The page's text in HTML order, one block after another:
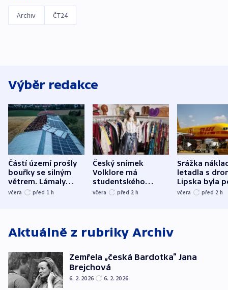
Archiv ČT24
Výběr redakce
Částí území prošly
bouřky se silným
větrem. Lámaly
stromy a poničily
včera před 1 h
Český snímek
Volklore má
studentského
Oscara, zabojuje o
včera před 2 h
Srážka
letadla s
Lipska byla
německého
včera před 2 h
Aktuálně z rubriky Archiv
Zemřela „česká Bardotka“ Jana
Brejchová
6. 2. 2026 6. 2. 2026